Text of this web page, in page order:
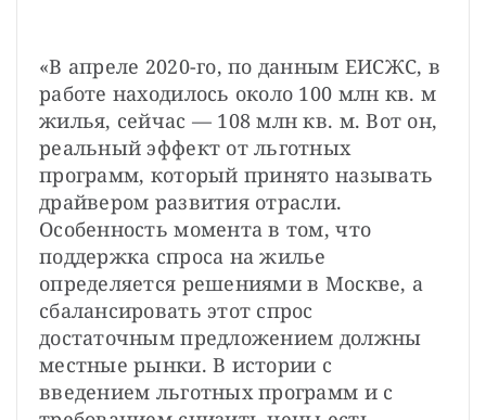
«В апреле 2020-го, по данным ЕИСЖС, в
работе находилось около 100 млн кв. м
жилья, сейчас — 108 млн кв. м. Вот он,
реальный эффект от льготных
программ, который принято называть
драйвером развития отрасли.
Особенность момента в том, что
поддержка спроса на жилье
определяется решениями в Москве, а
сбалансировать этот спрос
достаточным предложением должны
местные рынки. В истории с
введением льготных программ и с